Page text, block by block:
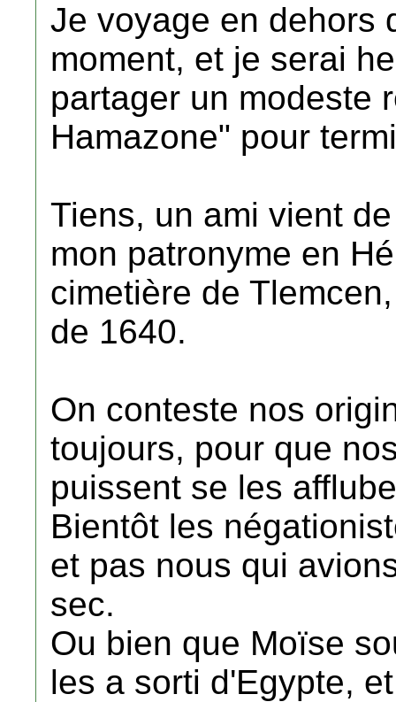
Je voyage en dehors
moment, et je serai
partager un modeste
Hamazone" pour
Tiens, un ami vient
mon patronyme en
cimetière de
de 1640.
On conteste nos
toujours, pour que
puissent se les
Bientôt les
et pas nous qui
sec.
Ou bien que Moïse
les a sorti d'Egypte,